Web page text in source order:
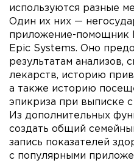
используются разные
Один их них —
приложение-помощник
Epic Systems. Оно
результатам анализов,
лекарств, историю
а также историю
эпикриза при выписке с
Из дополнительных
создать общий
запись показателей
с популярными